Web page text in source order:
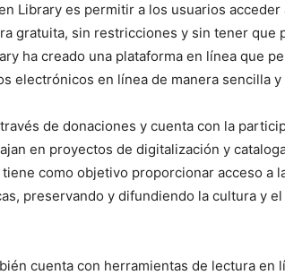
Library es permitir a los usuarios acceder
gratuita, sin restricciones y sin tener que
ha creado una plataforma en línea que
electrónicos en línea de manera sencilla y
de donaciones y cuenta con la
en proyectos de digitalización y
como objetivo proporcionar acceso a
preservando y difundiendo la cultura y
cuenta con herramientas de lectura en